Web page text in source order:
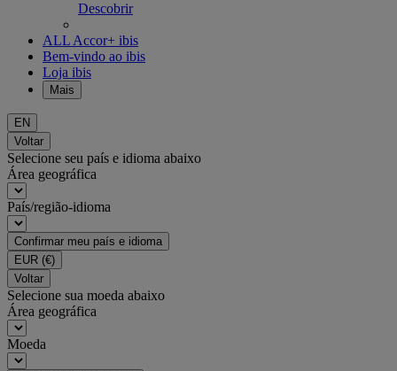
Descobrir
ALL Accor+ ibis
Bem-vindo ao ibis
Loja ibis
Mais
EN
Voltar
Selecione seu país e idioma abaixo
Área geográfica
País/região-idioma
Confirmar meu país e idioma
EUR (€)
Voltar
Selecione sua moeda abaixo
Área geográfica
Moeda